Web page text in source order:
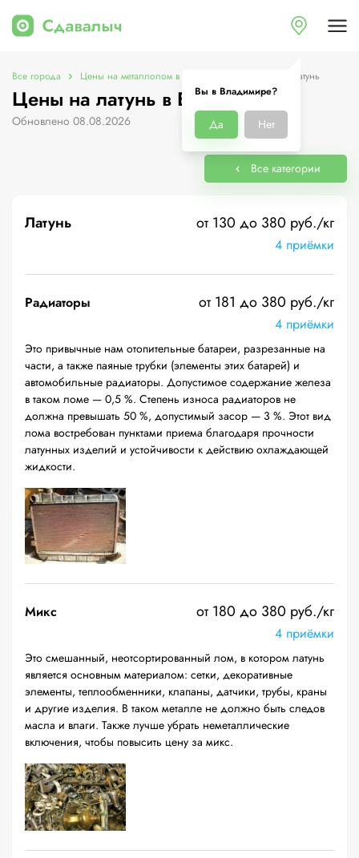
Вы в Владимире?
Да Нет
Все города Цены на металлолом в Владимире Цены на латунь
Цены на латунь в Владимире
Обновлено 08.08.2026
Все категории
Латунь от 130 до 380 руб./кг
4 приёмки
Радиаторы от 181 до 380 руб./кг
4 приёмки
Это привычные нам отопительные батареи, разрезанные на
части, а также паяные трубки (элементы этих батарей) и
автомобильные радиаторы. Допустимое содержание железа
в таком ломе — 0,5 %. Степень износа радиаторов не
должна превышать 50 %, допустимый засор — 3 %. Этот вид
лома востребован пунктами приема благодаря прочности
латунных изделий и устойчивости к действию охлаждающей
жидкости.
Микс от 180 до 380 руб./кг
4 приёмки
Это смешанный, неотсортированный лом, в котором латунь
является основным материалом: сетки, декоративные
элементы, теплообменники, клапаны, датчики, трубы, краны
и другие изделия. В таком металле не должно быть следов
масла и влаги. Также лучше убрать неметаллические
включения, чтобы повысить цену за микс.